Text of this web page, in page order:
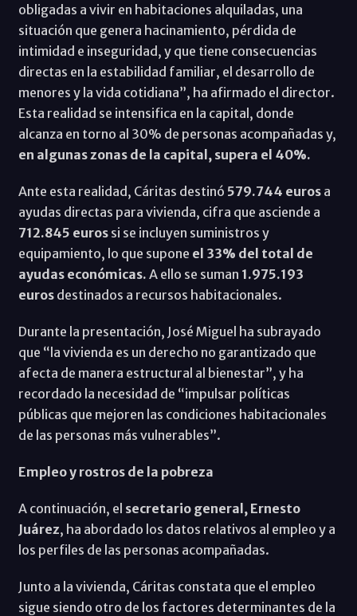
obligadas a vivir en habitaciones alquiladas, una
situación que genera hacinamiento, pérdida de
intimidad e inseguridad, y que tiene consecuencias
directas en la estabilidad familiar, el desarrollo de
menores y la vida cotidiana”, ha afirmado el director.
Esta realidad se intensifica en la capital, donde
alcanza en torno al 30% de personas acompañadas y,
en algunas zonas de la capital, supera el 40%.
Ante esta realidad, Cáritas destinó 579.744 eurosa
ayudas directas para vivienda, cifra que asciende a
712.845 eurossi se incluyen suministros y
equipamiento, lo que supone el 33% del total de
ayudas económicas. A ello se suman 1.975.193
eurosdestinados a recursos habitacionales.
Durante la presentación, José Miguel ha subrayado
que “la vivienda es un derecho no garantizado que
afecta de manera estructural al bienestar”, y ha
recordado la necesidad de “impulsar políticas
públicas que mejoren las condiciones habitacionales
de las personas más vulnerables”.
Empleo y rostros de la pobreza
A continuación, el secretario general, Ernesto
Juárez, ha abordado los datos relativos al empleo y a
los perfiles de las personas acompañadas.
Junto a la vivienda, Cáritas constata que el empleo
sigue siendo otro de los factores determinantes de la